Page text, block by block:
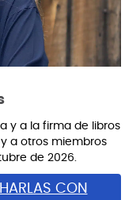
y a la firma de libros
a otros miembros
de 2026.
CON